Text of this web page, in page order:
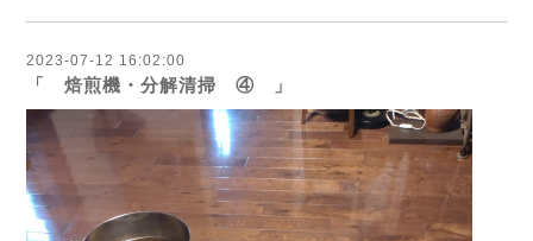
2023-07-12 16:02:00
「 焙煎機・分解清掃 ④ 」